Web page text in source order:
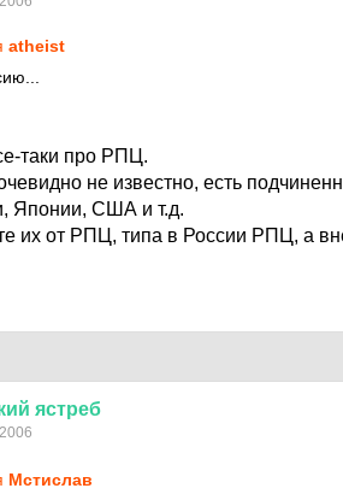
atheist
таки про РПЦ.
не известно, есть
Японии, США и т.д.
их от РПЦ, типа в России РПЦ, а
ястреб
Мстислав